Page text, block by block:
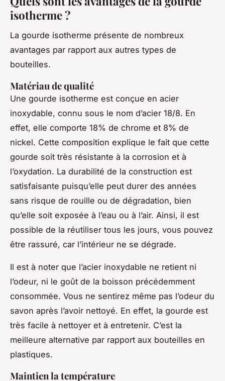
isotherme ?
La gourde isotherme présente de nombreux
avantages par rapport aux autres types de
bouteilles.
Matériau de qualité
Une gourde isotherme est conçue en acier
inoxydable, connu sous le nom d’acier 18/8. En
effet, elle comporte 18% de chrome et 8% de
nickel. Cette composition explique le fait que cette
gourde soit très résistante à la corrosion et à
l’oxydation. La durabilité de la construction est
satisfaisante puisqu’elle peut durer des années
sans risque de rouille ou de dégradation, bien
qu’elle soit exposée à l’eau ou à l’air. Ainsi, il est
possible de la réutiliser tous les jours, vous pouvez
être rassuré, car l’intérieur ne se dégrade.
Il est à noter que l’acier inoxydable ne retient ni
l’odeur, ni le goût de la boisson précédemment
consommée. Vous ne sentirez même pas l’odeur du
savon après l’avoir nettoyé. En effet, la gourde est
très facile à nettoyer et à entretenir. C’est la
meilleure alternative par rapport aux bouteilles en
plastiques.
Maintien la température